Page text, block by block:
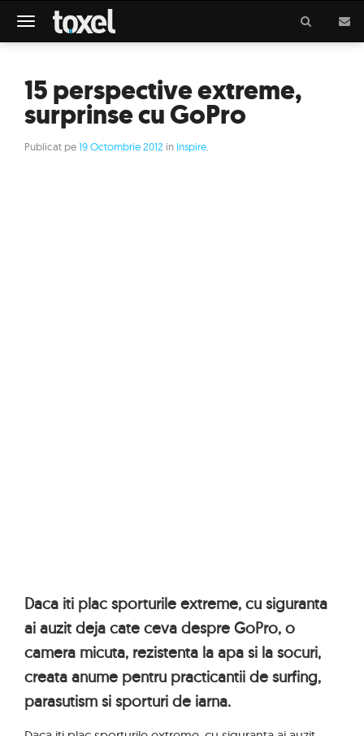
Meniu
15 perspective extreme,
surprinse cu GoPro
Publicat pe19 Octombrie 2012 in Inspire
Daca iti plac sporturile extreme, cu siguranta
ai auzit deja cate ceva despre GoPro, o
camera micuta, rezistenta la apa si la socuri,
creata anume pentru practicantii de surfing,
parasutism si sporturi de iarna.